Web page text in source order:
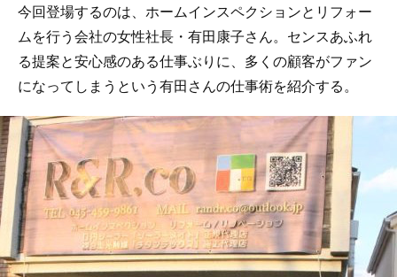
今回登場するのは、ホームインスペクションとリフォー
ムを行う会社の女性社長・有田康子さん。センスあふれ
る提案と安心感のある仕事ぶりに、多くの顧客がファン
になってしまうという有田さんの仕事術を紹介する。